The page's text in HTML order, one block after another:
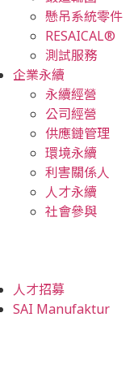
懸吊系統零件
RESAICAL®
測試服務
企業永續
永續經營
公司經營
供應鏈管理
環境永續
利害關係人
人才永續
社會參與
人才招募
SAI Manufaktur